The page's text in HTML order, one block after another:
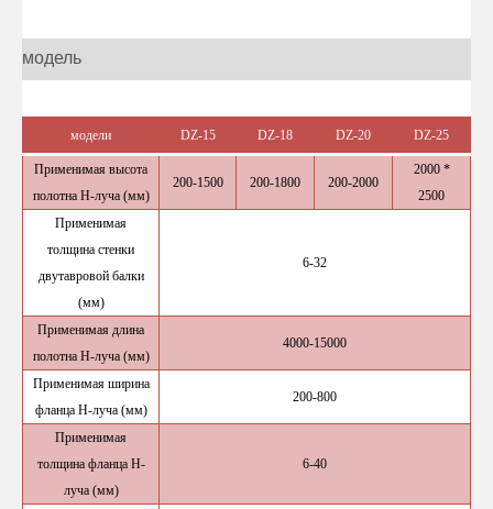
модель
модели DZ-15 DZ-18 DZ-20 DZ-25
Применимая высота
полотна H-луча (мм)
200-1500 200-1800 200-2000
2000 *
2500
Применимая
толщина стенки
двутавровой балки
(мм)
6-32
Применимая длина
полотна H-луча (мм)
4000-15000
Применимая ширина
фланца H-луча (мм)
200-800
Применимая
толщина фланца H-
луча (мм)
6-40